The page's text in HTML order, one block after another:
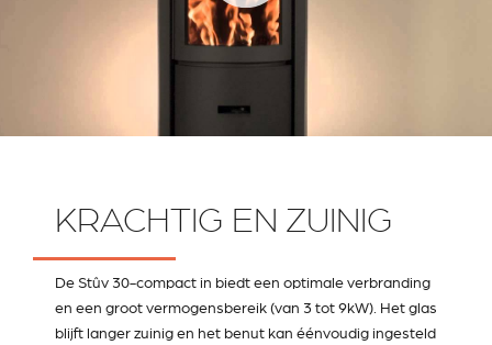
KRACHTIG EN ZUINIG
De Stûv 30-compact in biedt een optimale verbranding
en een groot vermogensbereik (van 3 tot 9kW). Het glas
blijft langer zuinig en het benut kan éénvoudig ingesteld